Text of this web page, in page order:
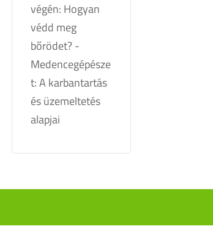
végén: Hogyan
védd meg
bőrödet?-
Medencegépésze
t: A karbantartás
és üzemeltetés
alapjai